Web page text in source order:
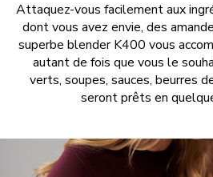
Attaquez-vous facilement aux
dont vous avez envie, des
superbe blender K400 vous
autant de fois que vous le
verts, soupes, sauces, beurres
seront prêts en